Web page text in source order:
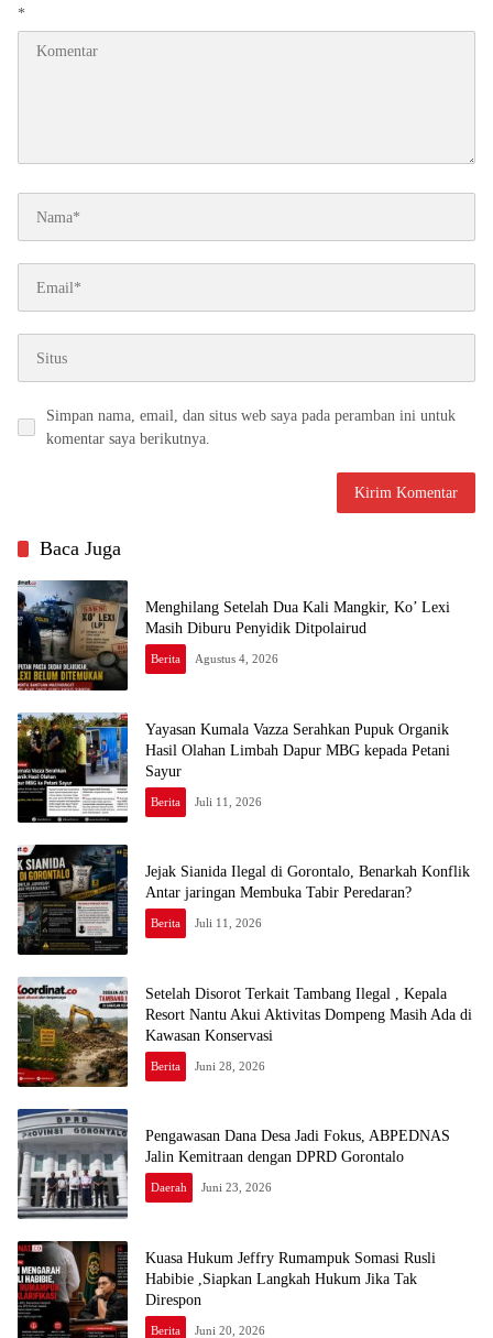
*
Simpan nama, email, dan situs web saya pada peramban ini untuk
komentar saya berikutnya.
Baca Juga
Menghilang Setelah Dua Kali Mangkir, Ko’ Lexi
Masih Diburu Penyidik Ditpolairud
Berita Agustus 4, 2026
Yayasan Kumala Vazza Serahkan Pupuk Organik
Hasil Olahan Limbah Dapur MBG kepada Petani
Sayur
Berita Juli 11, 2026
Jejak Sianida Ilegal di Gorontalo, Benarkah Konflik
Antar jaringan Membuka Tabir Peredaran?
Berita Juli 11, 2026
Setelah Disorot Terkait Tambang Ilegal , Kepala
Resort Nantu Akui Aktivitas Dompeng Masih Ada di
Kawasan Konservasi
Berita Juni 28, 2026
Pengawasan Dana Desa Jadi Fokus, ABPEDNAS
Jalin Kemitraan dengan DPRD Gorontalo
Daerah Juni 23, 2026
Kuasa Hukum Jeffry Rumampuk Somasi Rusli
Habibie ,Siapkan Langkah Hukum Jika Tak
Direspon
Berita Juni 20, 2026